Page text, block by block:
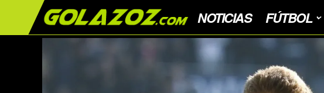
NOTICIAS FÚTBOL